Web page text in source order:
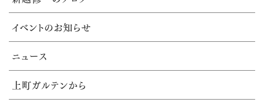
イベントのお知らせ
ニュース
上町ガルテンから